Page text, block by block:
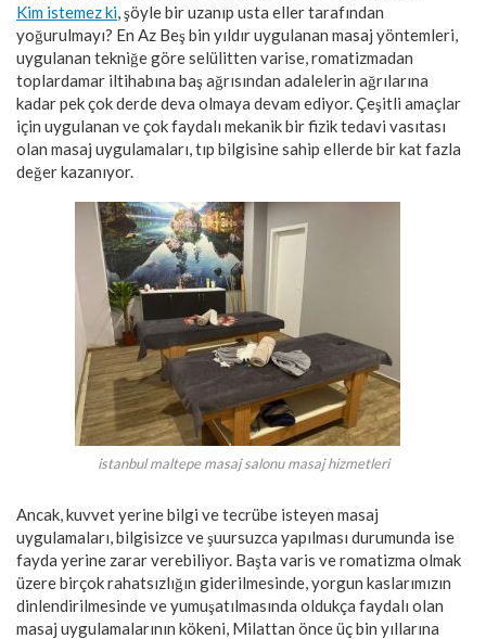
Kim istemez ki, şöyle bir uzanıp usta eller tarafından
yoğurulmayı? En Az Beş bin yıldır uygulanan masaj yöntemleri,
uygulanan tekniğe göre selülitten varise, romatizmadan
toplardamar iltihabına baş ağrısından adalelerin ağrılarına
kadar pek çok derde deva olmaya devam ediyor. Çeşitli amaçlar
için uygulanan ve çok faydalı mekanik bir fizik tedavi vasıtası
olan masaj uygulamaları, tıp bilgisine sahip ellerde bir kat fazla
değer kazanıyor.
istanbul maltepe masaj salonu masaj hizmetleri
Ancak, kuvvet yerine bilgi ve tecrübe isteyen masaj
uygulamaları, bilgisizce ve şuursuzca yapılması durumunda ise
fayda yerine zarar verebiliyor. Başta varis ve romatizma olmak
üzere birçok rahatsızlığın giderilmesinde, yorgun kaslarımızın
dinlendirilmesinde ve yumuşatılmasında oldukça faydalı olan
masaj uygulamalarının kökeni, Milattan önce üç bin yıllarına